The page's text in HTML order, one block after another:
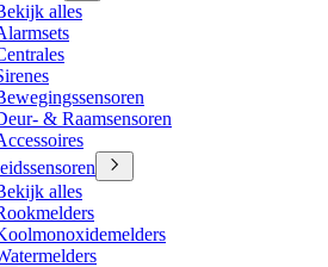
alles
& Raamsensoren
alles